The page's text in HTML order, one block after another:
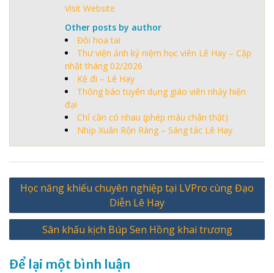
Visit Website
Other posts by author
Đôi hoa tai
Thư viện ảnh kỷ niệm học viên Lê Hay – Cập
nhật tháng 02/2026
Kệ đi – Lê Hay
Thông báo tuyển dụng giáo viên nhảy hiện
đại
Chỉ cần có nhau (phép màu chân thật)
Nhịp Xuân Rộn Ràng – Sáng tác Lê Hay
Điều
hướng
bài
viết
Học năng khiếu chuyên nghiệp tại LVPro cùng Đạo
Diễn Lê Hay
Sân khấu kịch Búp Sen Hồng khai trương
Để lại một bình luận